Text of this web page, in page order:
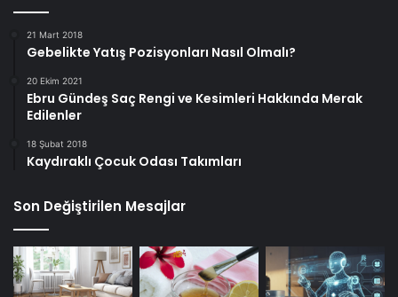
21 Mart 2018
Gebelikte Yatış Pozisyonları Nasıl Olmalı?
20 Ekim 2021
Ebru Gündeş Saç Rengi ve Kesimleri Hakkında Merak
Edilenler
18 Şubat 2018
Kaydıraklı Çocuk Odası Takımları
Son Değiştirilen Mesajlar